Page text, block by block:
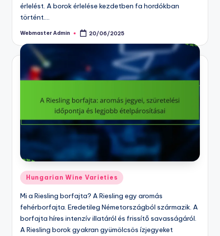
érlelést. A borok érlelése kezdetben fa hordókban
történt.…
Posted
Webmaster Admin 20/06/2025
Posted
in
Hungarian Wine Varieties
Mi a Riesling borfajta? A Riesling egy aromás
fehérborfajta. Eredetileg Németországból származik. A
borfajta híres intenzív illatáról és frissítő savasságáról.
A Riesling borok gyakran gyümölcsös ízjegyeket